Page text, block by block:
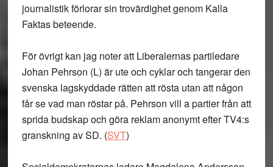
journalistik förlorar sin trovärdighet genom Kalla
Faktas beteende.
För övrigt kan jag noter att Liberalernas partiledare
Johan Pehrson (L) är ute och cyklar och tangerar den
svenska lagskyddade rätten att rösta utan att någon
får se vad man röstar på. Pehrson vill a partier från att
sprida budskap och göra reklam anonymt efter TV4:s
granskning av SD. (SVT)